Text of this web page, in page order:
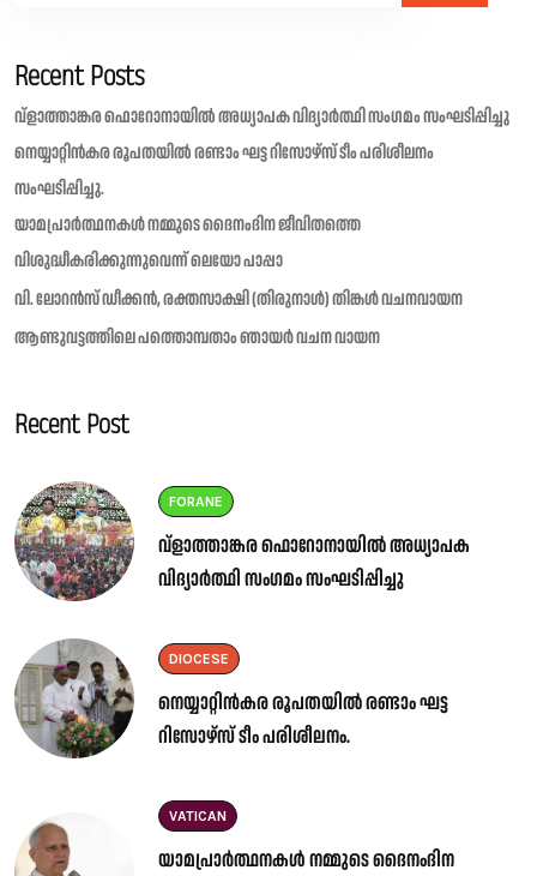
Recent Posts
വ്ളാത്താങ്കര ഫൊറോനായിൽ അധ്യാപക വിദ്യാർത്ഥി സംഗമം സംഘടിപ്പിച്ചു
നെയ്യാറ്റിൻകര രൂപതയിൽ രണ്ടാം ഘട്ട റിസോഴ്സ് ടീം പരിശീലനം
സംഘടിപ്പിച്ചു.
യാമപ്രാർത്ഥനകൾ നമ്മുടെ ദൈനംദിന ജീവിതത്തെ
വിശുദ്ധീകരിക്കുന്നുവെന്ന് ലെയോ പാപ്പാ
വി. ലോറൻസ് ഡീക്കൻ, രക്തസാക്ഷി (തിരുനാൾ) തിങ്കൾ വചനവായന
ആണ്ടുവട്ടത്തിലെ പത്തൊമ്പതാം ഞായർ വചന വായന
Recent Post
FORANE
വ്ളാത്താങ്കര ഫൊറോനായിൽ അധ്യാപക
വിദ്യാർത്ഥി സംഗമം സംഘടിപ്പിച്ചു
DIOCESE
നെയ്യാറ്റിൻകര രൂപതയിൽ രണ്ടാം ഘട്ട
റിസോഴ്സ് ടീം പരിശീലനം.
VATICAN
യാമപ്രാർത്ഥനകൾ നമ്മുടെ ദൈനംദിന